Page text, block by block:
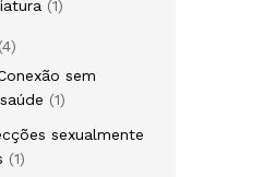
1
4
sem
1
sexualmente
1